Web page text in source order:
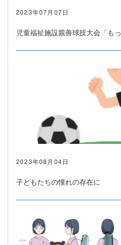
2023年07月07日
児童福祉施設親善球技大会「も
2023年08月04日
子どもたちの憧れの存在に